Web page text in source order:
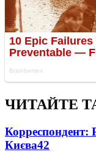
ЧИТАЙТЕ
Корреспондент:
Києва42